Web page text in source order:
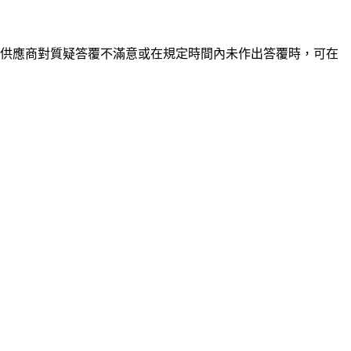
應商對質疑答覆不滿意或在規定時間內未作出答覆時，可在